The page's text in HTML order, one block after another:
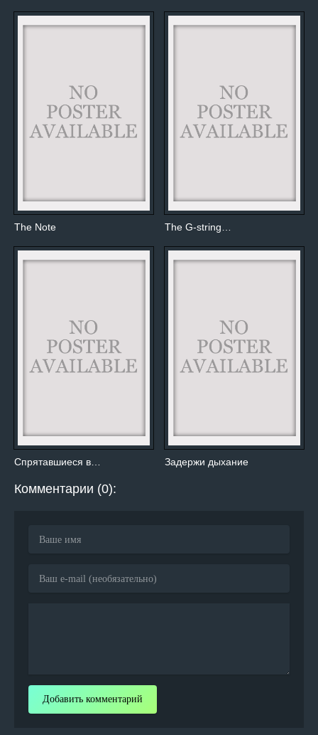
The Note The G-string…
Спрятавшиеся в… Задержи дыхание
Комментарии (0):
Добавить комментарий